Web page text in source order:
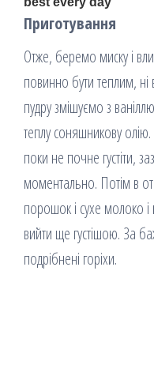
Приготування
Отже, беремо миску і
повинно бути теплим,
пудру змішуємо з
теплу соняшникову
поки не почне густіти,
моментально. Потім в
порошок і сухе молоко
вийти ще густішою. За
подрібнені горіхи.